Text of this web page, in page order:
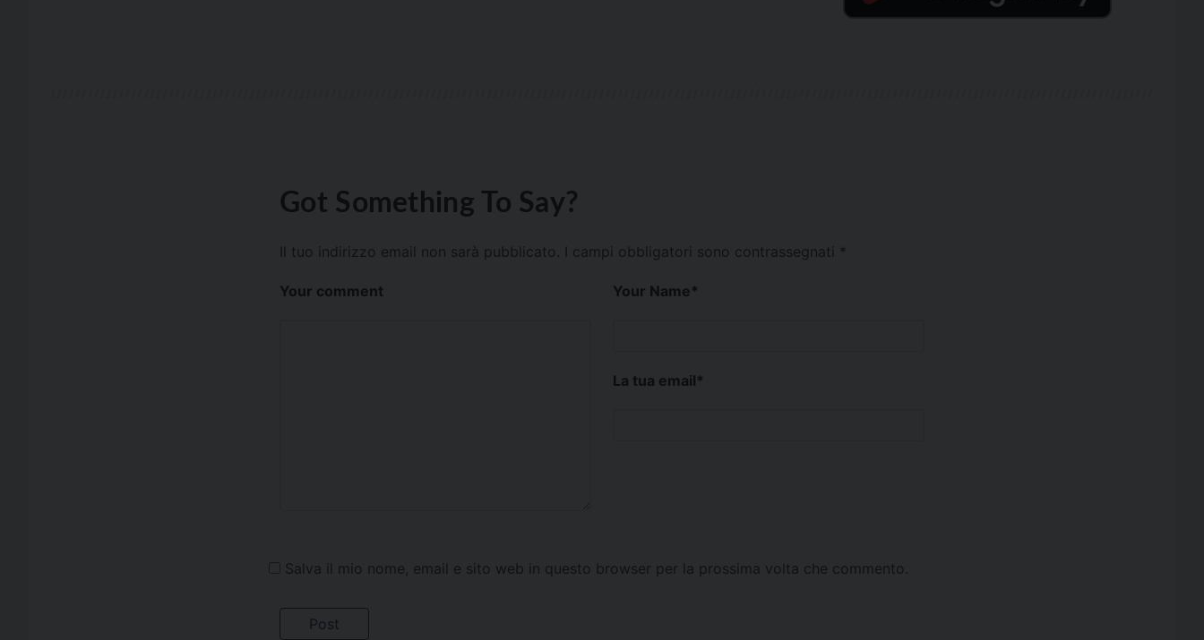
Got Something To Say?
Il tuo indirizzo email non sarà pubblicato. I campi obbligatori sono contrassegnati *
Your comment Your Name*
La tua email*
Salva il mio nome, email e sito web in questo browser per la prossima volta che commento.